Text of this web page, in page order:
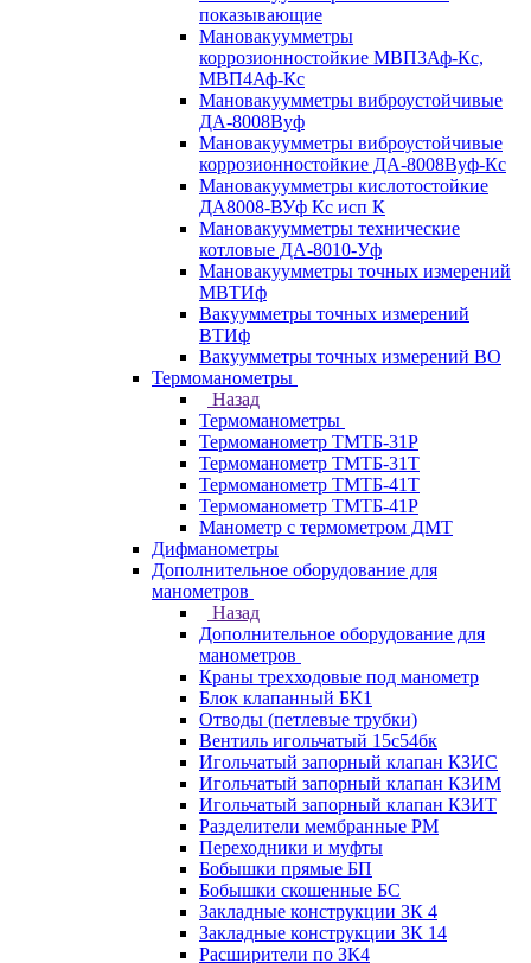
показывающие
Мановакуумметры
коррозионностойкие МВП3Аф-Кс,
МВП4Аф-Кс
Мановакуумметры виброустойчивые
ДА-8008Вуф
Мановакуумметры виброустойчивые
коррозионностойкие ДА-8008Вуф-Кс
Мановакуумметры кислотостойкие
ДА8008-ВУф Кс исп К
Мановакуумметры технические
котловые ДА-8010-Уф
Мановакуумметры точных измерений
МВТИф
Вакуумметры точных измерений
ВТИф
Вакуумметры точных измерений ВО
Термоманометры
Назад
Термоманометры
Термоманометр ТМТБ-31Р
Термоманометр ТМТБ-31Т
Термоманометр ТМТБ-41Т
Термоманометр ТМТБ-41Р
Манометр с термометром ДМТ
Дифманометры
Дополнительное оборудование для
манометров
Назад
Дополнительное оборудование для
манометров
Краны трехходовые под манометр
Блок клапанный БК1
Отводы (петлевые трубки)
Вентиль игольчатый 15с54бк
Игольчатый запорный клапан КЗИС
Игольчатый запорный клапан КЗИМ
Игольчатый запорный клапан КЗИТ
Разделители мембранные РМ
Переходники и муфты
Бобышки прямые БП
Бобышки скошенные БС
Закладные конструкции ЗК 4
Закладные конструкции ЗК 14
Расширители по ЗК4